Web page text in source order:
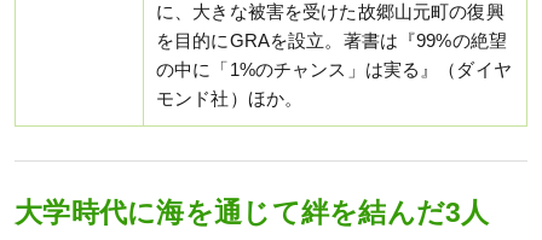
に、大きな被害を受けた故郷山元町の復興
を目的にGRAを設立。著書は『99%の絶望
の中に「1%のチャンス」は実る』（ダイヤ
モンド社）ほか。
大学時代に海を通じて絆を結んだ3人